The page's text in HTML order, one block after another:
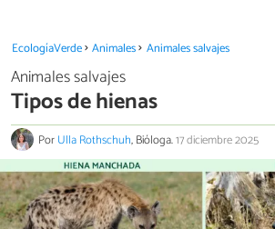
EcologíaVerde Animales Animales salvajes
Animales salvajes
Tipos de hienas
PorUlla Rothschuh, Bióloga.17 diciembre 2025